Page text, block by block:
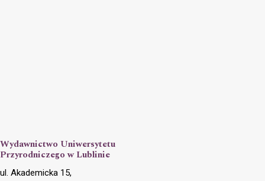
Wydawnictwo Uniwersytetu
Przyrodniczego w Lublinie
ul. Akademicka 15,